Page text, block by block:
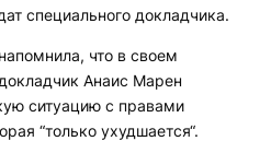
cпециального докладчика.
что в своем
Анаис Марен
ситуацию с правами
“только ухудшается“.